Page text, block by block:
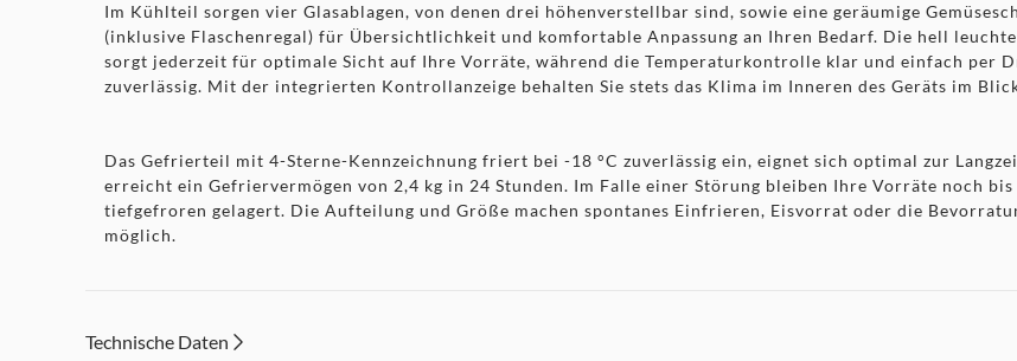
Im Kühlteil sorgen vier Glasablagen, von denen drei höhenverstellbar sind, sowie eine geräumige
(inklusive Flaschenregal) für Übersichtlichkeit und komfortable Anpassung an Ihren Bedarf. Die hell
sorgt jederzeit für optimale Sicht auf Ihre Vorräte, während die Temperaturkontrolle klar und einfach per
zuverlässig. Mit der integrierten Kontrollanzeige behalten Sie stets das Klima im Inneren des Geräts im
Das Gefrierteil mit 4-Sterne-Kennzeichnung friert bei -18 °C zuverlässig ein, eignet sich optimal zur
erreicht ein Gefriervermögen von 2,4 kg in 24 Stunden. Im Falle einer Störung bleiben Ihre Vorräte noch bis
tiefgefroren gelagert. Die Aufteilung und Größe machen spontanes Einfrieren, Eisvorrat oder die
möglich.
Platz. Die Energieeffizienzklasse D und ein jährlicher Energieverbrauch von etwa 137 kWh machen die
Technische Daten